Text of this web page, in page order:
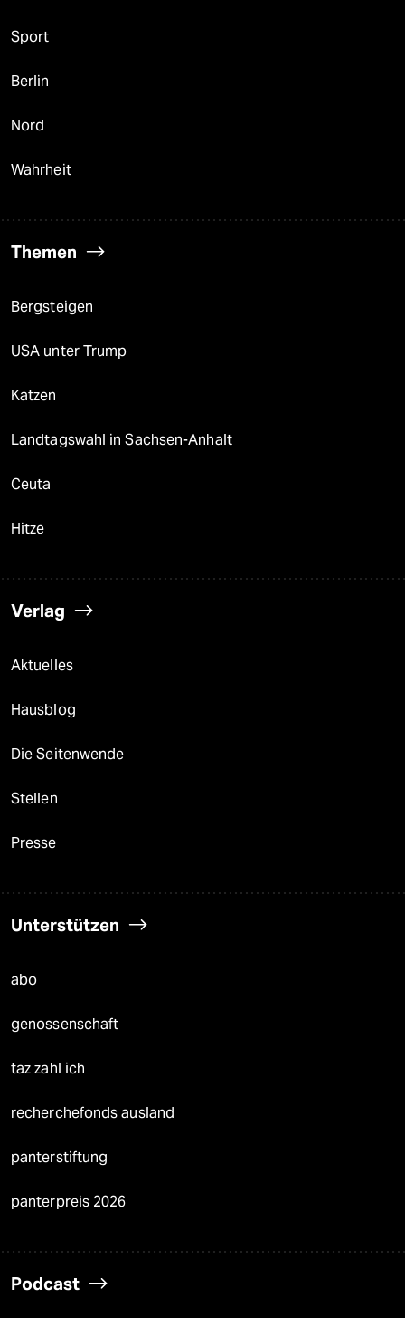
Sport
Berlin
Nord
Wahrheit
Themen
Bergsteigen
USA unter Trump
Katzen
Landtagswahl in Sachsen-Anhalt
Ceuta
Hitze
Verlag
Aktuelles
Hausblog
Die Seitenwende
Stellen
Presse
Unterstützen
abo
genossenschaft
taz zahl ich
recherchefonds ausland
panterstiftung
panterpreis 2026
Podcast